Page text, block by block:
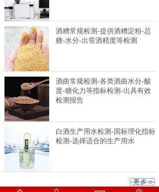
酒糟常规检测-提供酒糟淀粉-总
糖-水分-出窖酒精度等检测
酒曲常规检测-各类酒曲水分-酸
度-糖化力等指标检测-出具有效
检测报告
白酒生产用水检测-国标理化指标
检测-选择适合的生产用水